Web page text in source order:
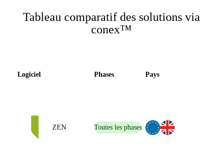
Tableau comparatif des solutions via
conex™
Logiciel Phases Pays
ZEN Toutes les phases